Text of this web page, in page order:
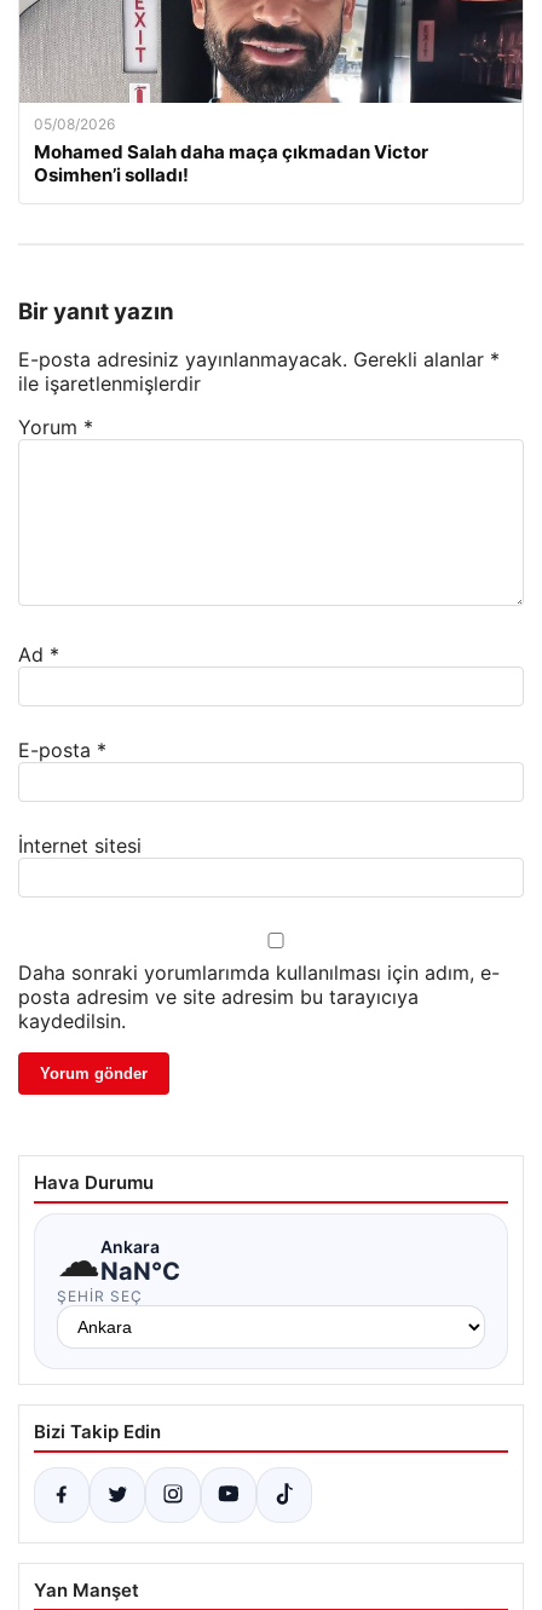
05/08/2026
Mohamed Salah daha maça çıkmadan Victor
Osimhen’i solladı!
Bir yanıt yazın
E-posta adresiniz yayınlanmayacak. Gerekli alanlar *
ile işaretlenmişlerdir
Yorum *
Ad *
E-posta *
İnternet sitesi
Daha sonraki yorumlarımda kullanılması için adım, e-
posta adresim ve site adresim bu tarayıcıya
kaydedilsin.
Hava Durumu
☁Ankara
NaN°C
ŞEHIR SEÇ
Bizi Takip Edin
Yan Manşet